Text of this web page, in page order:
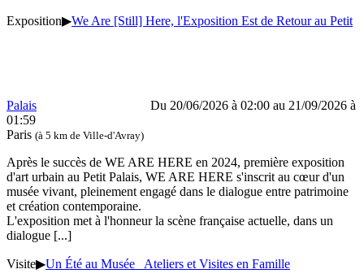
Exposition▶We Are [Still] Here, l'Exposition Est de Retour au Petit
Palais
Du 20/06/2026 à 02:00 au 21/09/2026 à
01:59
Paris (à 5 km de Ville-d'Avray)
Après le succès de WE ARE HERE en 2024, première exposition
d'art urbain au Petit Palais, WE ARE HERE s'inscrit au cœur d'un
musée vivant, pleinement engagé dans le dialogue entre patrimoine
et création contemporaine.
L'exposition met à l'honneur la scène française actuelle, dans un
dialogue [...]
Visite▶Un Été au Musée Ateliers et Visites en Famille